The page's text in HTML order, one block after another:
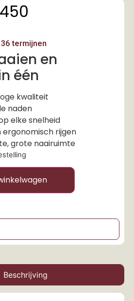
termijnen
en
één
kwaliteit
naden
elke snelheid
ergonomisch rijgen
grote naairuimte
Beschrijving